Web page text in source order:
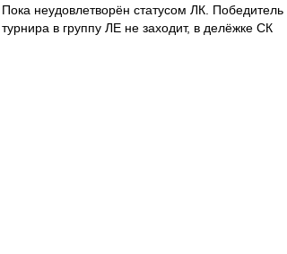
Пока неудовлетворён статусом ЛК. Победитель
турнира в группу ЛЕ не заходит, в делёжке СК